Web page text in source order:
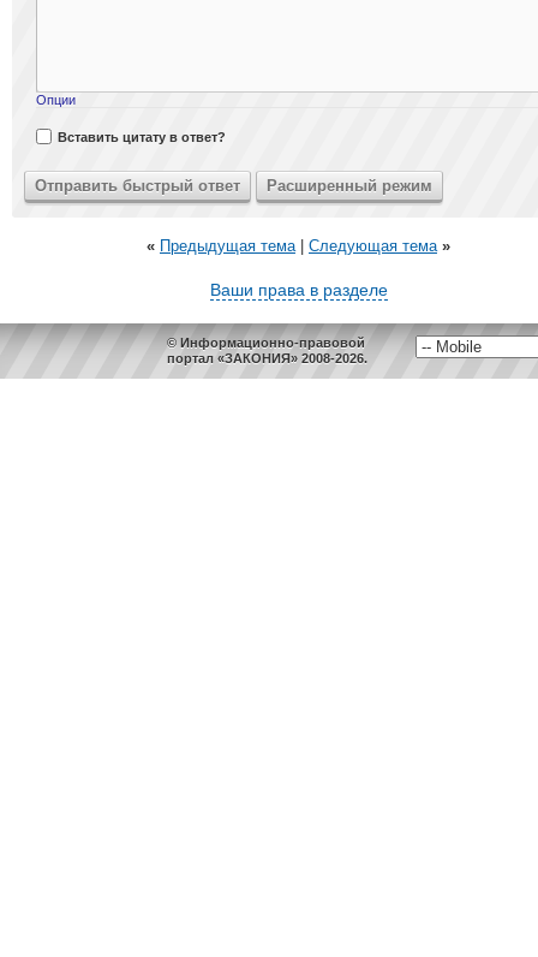
Опции
Вставить цитату в ответ?
« Предыдущая тема| Следующая тема »
Ваши права в разделе
© Информационно-правовой
портал «ЗАКОНИЯ» 2008-2026.